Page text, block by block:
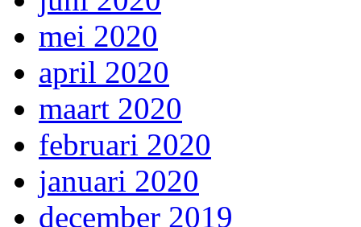
mei 2020
april 2020
maart 2020
februari 2020
januari 2020
december 2019